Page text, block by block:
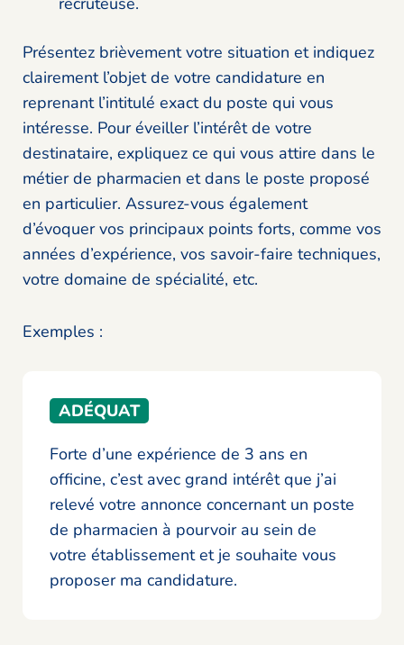
Présentez brièvement votre situation et indiquez
clairement l’objet de votre candidature en
reprenant l’intitulé exact du poste qui vous
intéresse. Pour éveiller l’intérêt de votre
destinataire, expliquez ce qui vous attire dans le
métier de pharmacien et dans le poste proposé
en particulier. Assurez-vous également
d’évoquer vos principaux points forts, comme vos
années d’expérience, vos savoir-faire techniques,
votre domaine de spécialité, etc.
Exemples :
ADÉQUAT
Forte d’une expérience de 3 ans en
officine, c’est avec grand intérêt que j’ai
relevé votre annonce concernant un poste
de pharmacien à pourvoir au sein de
votre établissement et je souhaite vous
proposer ma candidature.